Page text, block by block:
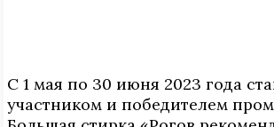
С 1 мая по 30 июня 2023 года
участником и победителем